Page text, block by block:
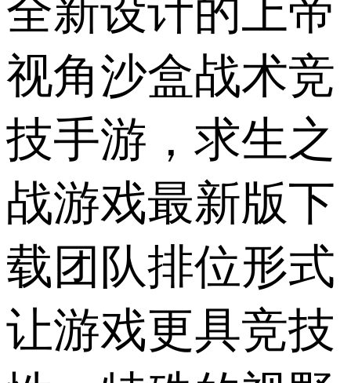
全新设计的上帝
视角沙盒战术竞
技手游，求生之
战游戏最新版下
载团队排位形式
让游戏更具竞技